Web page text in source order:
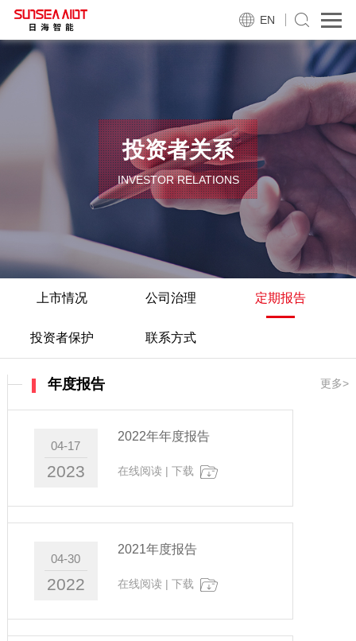
EN
投资者关系
INVESTOR RELATIONS
上市情况 公司治理 定期报告
投资者保护 联系方式
年度报告 更多>
04-17
2023
2022年年度报告
在线阅读 | 下载
04-30
2022
2021年度报告
在线阅读 | 下载